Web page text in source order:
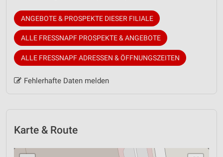
ANGEBOTE & PROSPEKTE DIESER FILIALE
ALLE FRESSNAPF PROSPEKTE & ANGEBOTE
ALLE FRESSNAPF ADRESSEN & ÖFFNUNGSZEITEN
Fehlerhafte Daten melden
Karte & Route